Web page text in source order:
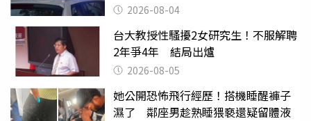
2026-08-04
台大教授性騷擾2女研究生！不服解聘
2年爭4年 結局出爐
2026-08-05
她公開恐怖飛行經歷！搭機睡醒褲子
濕了 鄰座男趁熟睡猥褻還疑留體液